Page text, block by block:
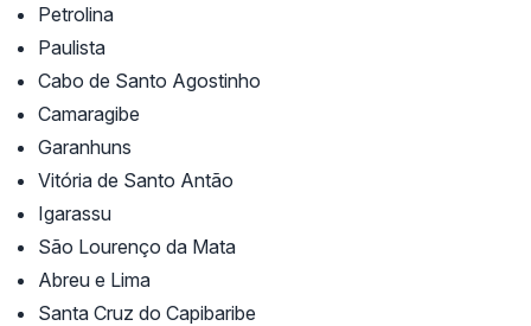
Petrolina
Paulista
Cabo de Santo Agostinho
Camaragibe
Garanhuns
Vitória de Santo Antão
Igarassu
São Lourenço da Mata
Abreu e Lima
Santa Cruz do Capibaribe